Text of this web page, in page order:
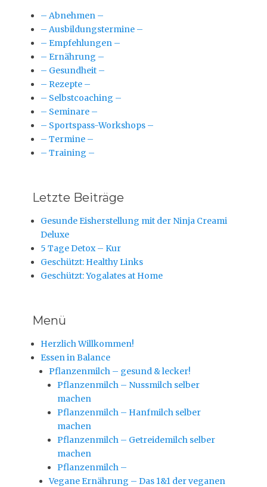
– Abnehmen –
– Ausbildungstermine –
– Empfehlungen –
– Ernährung –
– Gesundheit –
– Rezepte –
– Selbstcoaching –
– Seminare –
– Sportspass-Workshops –
– Termine –
– Training –
Letzte Beiträge
Gesunde Eisherstellung mit der Ninja Creami
Deluxe
5 Tage Detox – Kur
Geschützt: Healthy Links
Geschützt: Yogalates at Home
Menü
Herzlich Willkommen!
Essen in Balance
Pflanzenmilch – gesund & lecker!
Pflanzenmilch – Nussmilch selber
machen
Pflanzenmilch – Hanfmilch selber
machen
Pflanzenmilch – Getreidemilch selber
machen
Pflanzenmilch –
Vegane Ernährung – Das 1&1 der veganen